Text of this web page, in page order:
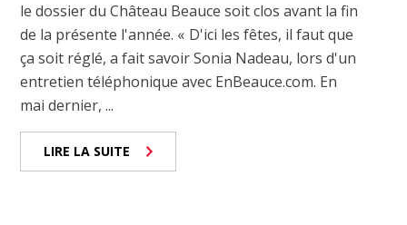
le dossier du Château Beauce soit clos avant la fin
de la présente l'année. « D'ici les fêtes, il faut que
ça soit réglé, a fait savoir Sonia Nadeau, lors d'un
entretien téléphonique avec EnBeauce.com. En
mai dernier, ...
LIRE LA SUITE